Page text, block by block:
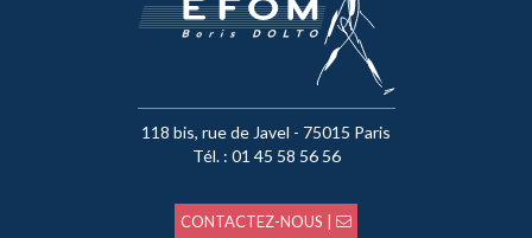
118 bis, rue de Javel - 75015 Paris
Tél. : 01 45 58 56 56
CONTACTEZ-NOUS |